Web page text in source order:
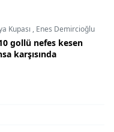
Kupası , Enes Demircioğlu
gollü nefes kesen
karşısında